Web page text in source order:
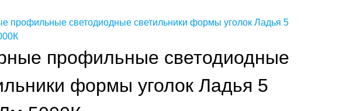
профильные светодиодные
формы уголок Ладья 5